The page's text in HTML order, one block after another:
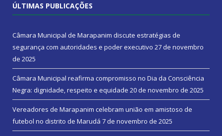
ÚLTIMAS PUBLICAÇÕES
Câmara Municipal de Marapanim discute estratégias de
segurança com autoridades e poder executivo 27 de novembro
de 2025
Câmara Municipal reafirma compromisso no Dia da Consciência
Negra: dignidade, respeito e equidade 20 de novembro de 2025
Vereadores de Marapanim celebram união em amistoso de
futebol no distrito de Marudá 7 de novembro de 2025